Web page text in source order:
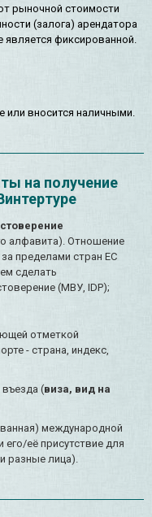
рыночной стоимости
(залога) арендатора
фиксированной.
или вносится наличными.
на получение
алфавита). Отношение
пределами стран ЕС
сделать
(МВУ, IDP);
отметкой
- страна, индекс,
(виза, вид на
международной
её присутствие для
разные лица).